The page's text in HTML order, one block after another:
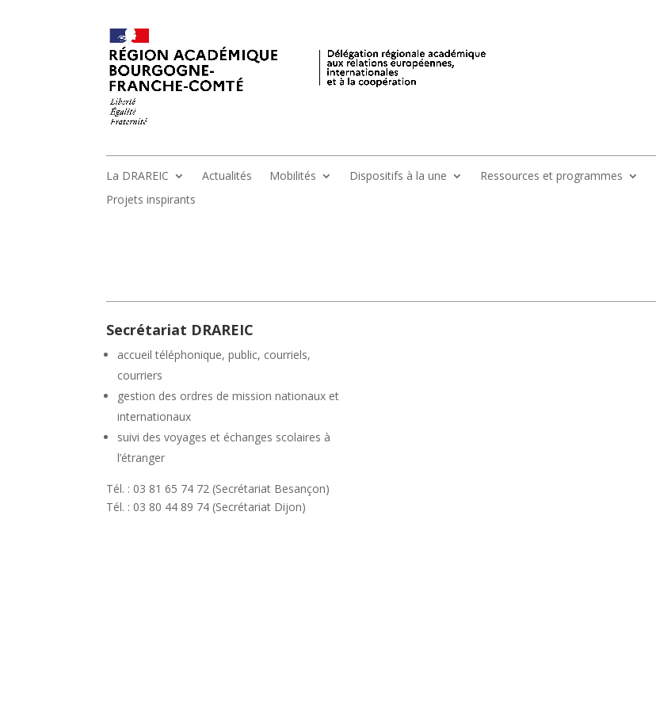
La DRAREIC Actualités Mobilités Dispositifs à la une Ressources et programmes
Projets inspirants
Secrétariat DRAREIC
accueil téléphonique, public, courriels,
courriers
gestion des ordres de mission nationaux et
internationaux
suivi des voyages et échanges scolaires à
l’étranger
Tél. : 03 81 65 74 72 (Secrétariat Besançon)
Tél. : 03 80 44 89 74 (Secrétariat Dijon)